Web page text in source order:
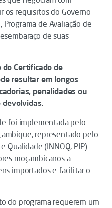
os requisitos do Governo
de Avaliação de
de suas
do Certificado de
resultar em longos
penalidades ou
devolvidas.
foi implementada pelo
representado pelo
Qualidade (INNOQ, PIP)
moçambicanos a
importados e facilitar o
do programa requerem um